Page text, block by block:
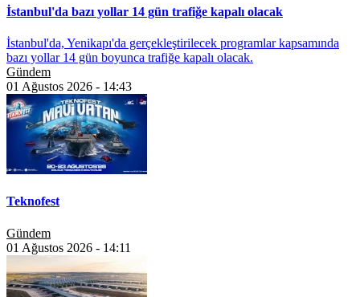
İstanbul'da bazı yollar 14 gün trafiğe kapalı olacak
İstanbul'da, Yenikapı'da gerçekleştirilecek programlar kapsamında
bazı yollar 14 gün boyunca trafiğe kapalı olacak.
Gündem
01 Ağustos 2026 - 14:43
Teknofest
Gündem
01 Ağustos 2026 - 14:11